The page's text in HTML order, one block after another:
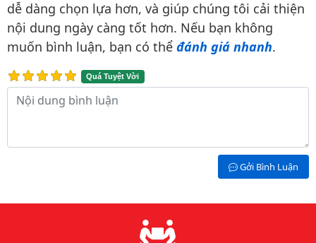
dễ dàng chọn lựa hơn, và giúp chúng tôi cải thiện
nội dung ngày càng tốt hơn. Nếu bạn không
muốn bình luận, bạn có thể đánh giá nhanh.
Quá Tuyệt Vời
Nội dung bình luận
Gởi Bình Luận
Lý do chọn chúng tôi